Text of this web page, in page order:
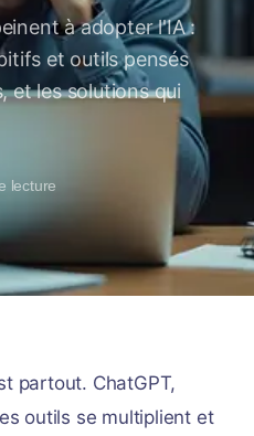
à adopter l'IA :
et outils pensés
et les solutions qui
lecture
partout. ChatGPT,
outils se multiplient et